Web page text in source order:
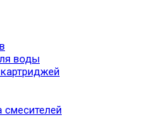
воды
смесителей